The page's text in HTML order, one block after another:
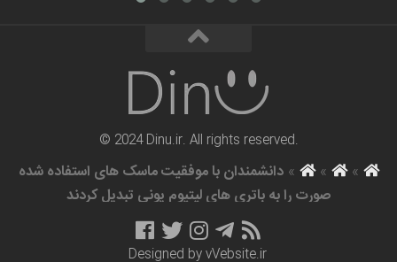
© 2024 Dinu.ir. All rights reserved.
»
»
»دانشمندان با موفقیت ماسک های استفاده شده
صورت را به باتری های لیتیوم یونی تبدیل کردند
Designed byvVebsite.ir